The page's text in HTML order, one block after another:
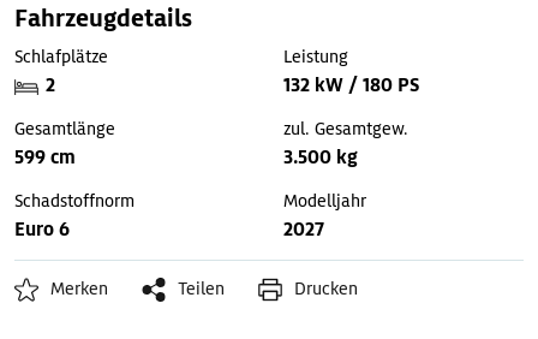
Fahrzeugdetails
Schlafplätze
2
Leistung
132 kW / 180 PS
Gesamtlänge
599 cm
zul. Gesamtgew.
3.500 kg
Schadstoffnorm
Euro 6
Modelljahr
2027
Merken Teilen Drucken